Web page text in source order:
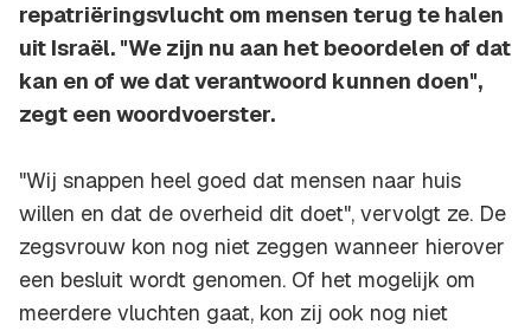
repatriëringsvlucht om mensen terug te halen
uit Israël. "We zijn nu aan het beoordelen of dat
kan en of we dat verantwoord kunnen doen",
zegt een woordvoerster.
"Wij snappen heel goed dat mensen naar huis
willen en dat de overheid dit doet", vervolgt ze. De
zegsvrouw kon nog niet zeggen wanneer hierover
een besluit wordt genomen. Of het mogelijk om
meerdere vluchten gaat, kon zij ook nog niet